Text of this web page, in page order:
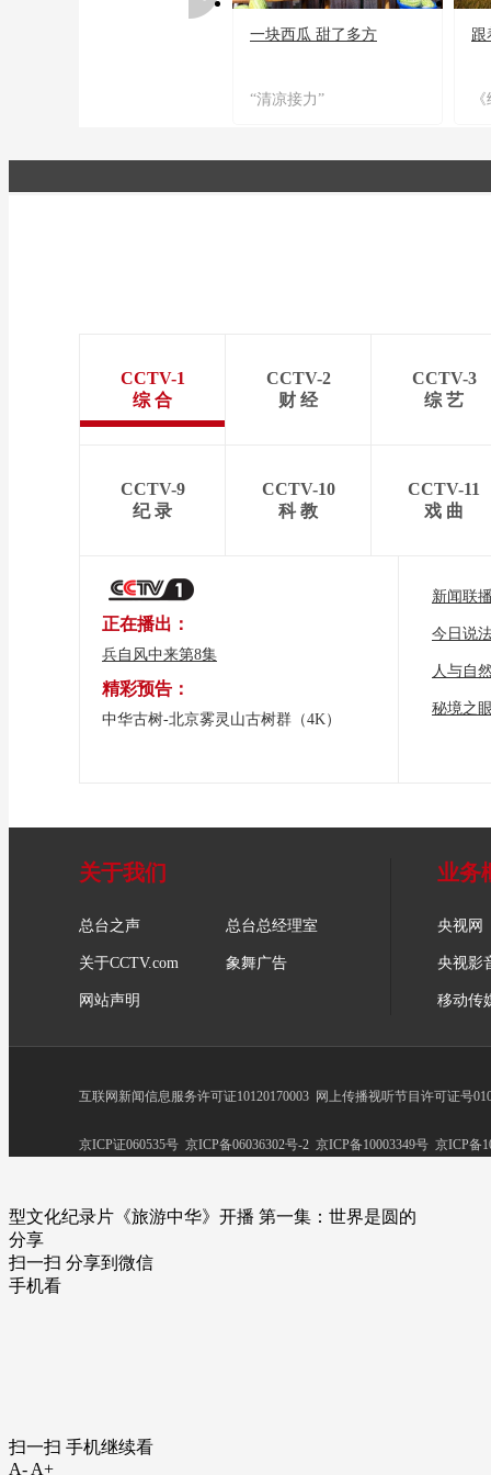
一块西瓜 甜了多方
“清凉接力”
跟
CCTV-1
综 合
CCTV-2
财 经
CCTV-3
综 艺
CCTV-9
纪 录
CCTV-10
科 教
CCTV-11
戏 曲
正在播出：
兵自风中来第8集
精彩预告：
中华古树-北京雾灵山古树群（4K）
新闻联
今日说
人与自
秘境之
关于我们
总台之声 总台总经理室
关于CCTV.com 象舞广告
网站声明
业务
央视网
央视影
移动传
互联网新闻信息服务许可证10120170003 网上传播视听节目许可证号
京ICP证060535号 京ICP备06036302号-2 京ICP备10003349号 京ICP备
型文化纪录片《旅游中华》开播 第一集：世界是圆的
分享
扫一扫 分享到微信
手机看
扫一扫 手机继续看
A-A+